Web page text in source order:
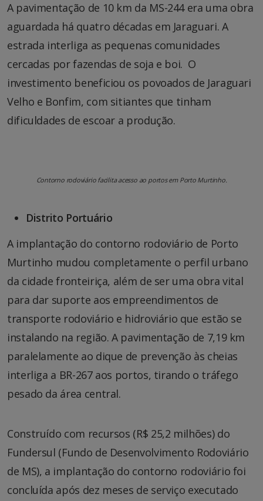
A pavimentação de 10 km da MS-244 era uma obra
aguardada há quatro décadas em Jaraguari. A
estrada interliga as pequenas comunidades
cercadas por fazendas de soja e boi. O
investimento beneficiou os povoados de Jaraguari
Velho e Bonfim, com sitiantes que tinham
dificuldades de escoar a produção.
Contorno rodoviário facilita acesso ao portos em Porto Murtinho.
Distrito Portuário
A implantação do contorno rodoviário de Porto
Murtinho mudou completamente o perfil urbano
da cidade fronteiriça, além de ser uma obra vital
para dar suporte aos empreendimentos de
transporte rodoviário e hidroviário que estão se
instalando na região. A pavimentação de 7,19 km
paralelamente ao dique de prevenção às cheias
interliga a BR-267 aos portos, tirando o tráfego
pesado da área central.
Construído com recursos (R$ 25,2 milhões) do
Fundersul (Fundo de Desenvolvimento Rodoviário
de MS), a implantação do contorno rodoviário foi
concluída após dez meses de serviço executado